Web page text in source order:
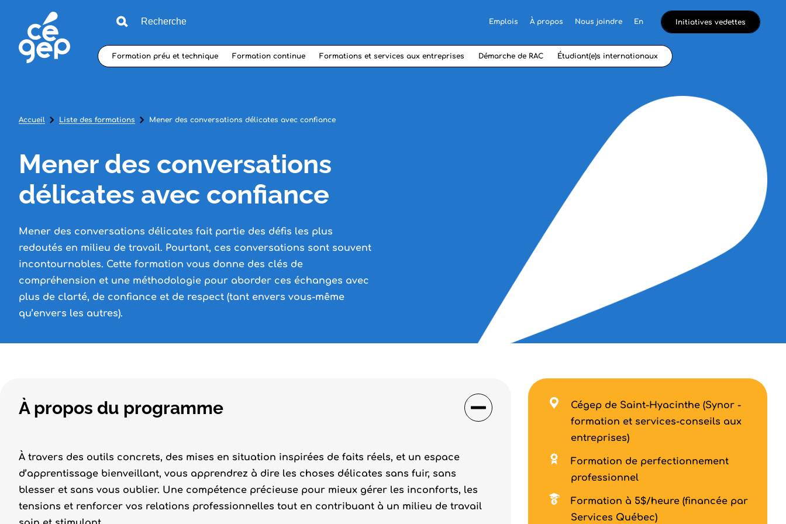
Emplois À propos Nous joindre En Initiatives vedettes
Formation préu et technique Formation continue Formations et services aux entreprises Démarche de RAC Étudiant(e)s internationaux
Accueil Liste des formations Mener des conversations délicates avec confiance
Mener des conversations
délicates avec confiance
Mener des conversations délicates fait partie des défis les plus
redoutés en milieu de travail. Pourtant, ces conversations sont souvent
incontournables. Cette formation vous donne des clés de
compréhension et une méthodologie pour aborder ces échanges avec
plus de clarté, de confiance et de respect (tant envers vous-même
qu’envers les autres).
À propos du programme
À travers des outils concrets, des mises en situation inspirées de faits réels, et un espace
d’apprentissage bienveillant, vous apprendrez à dire les choses délicates sans fuir, sans
blesser et sans vous oublier. Une compétence précieuse pour mieux gérer les inconforts, les
tensions et renforcer vos relations professionnelles tout en contribuant à un milieu de travail
Cégep de Saint-Hyacinthe (Synor -
formation et services-conseils aux
entreprises)
Formation de perfectionnement
professionnel
Formation à 5$/heure (financée par
Services Québec)